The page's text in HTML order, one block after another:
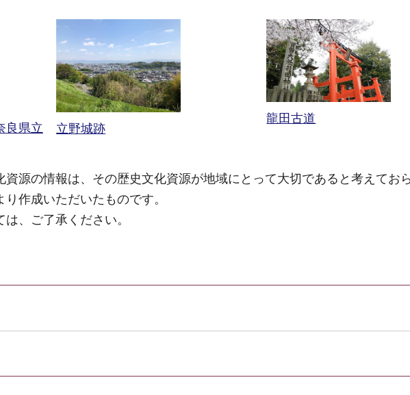
良県立
立野城跡
龍田古道
資源の情報は、その歴史文化資源が地域にとって大切であると考えてお
作成いただいたものです。
、ご了承ください。